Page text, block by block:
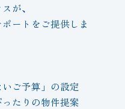
が、
ートをご提供しま
ご予算」の設定
たりの物件提案